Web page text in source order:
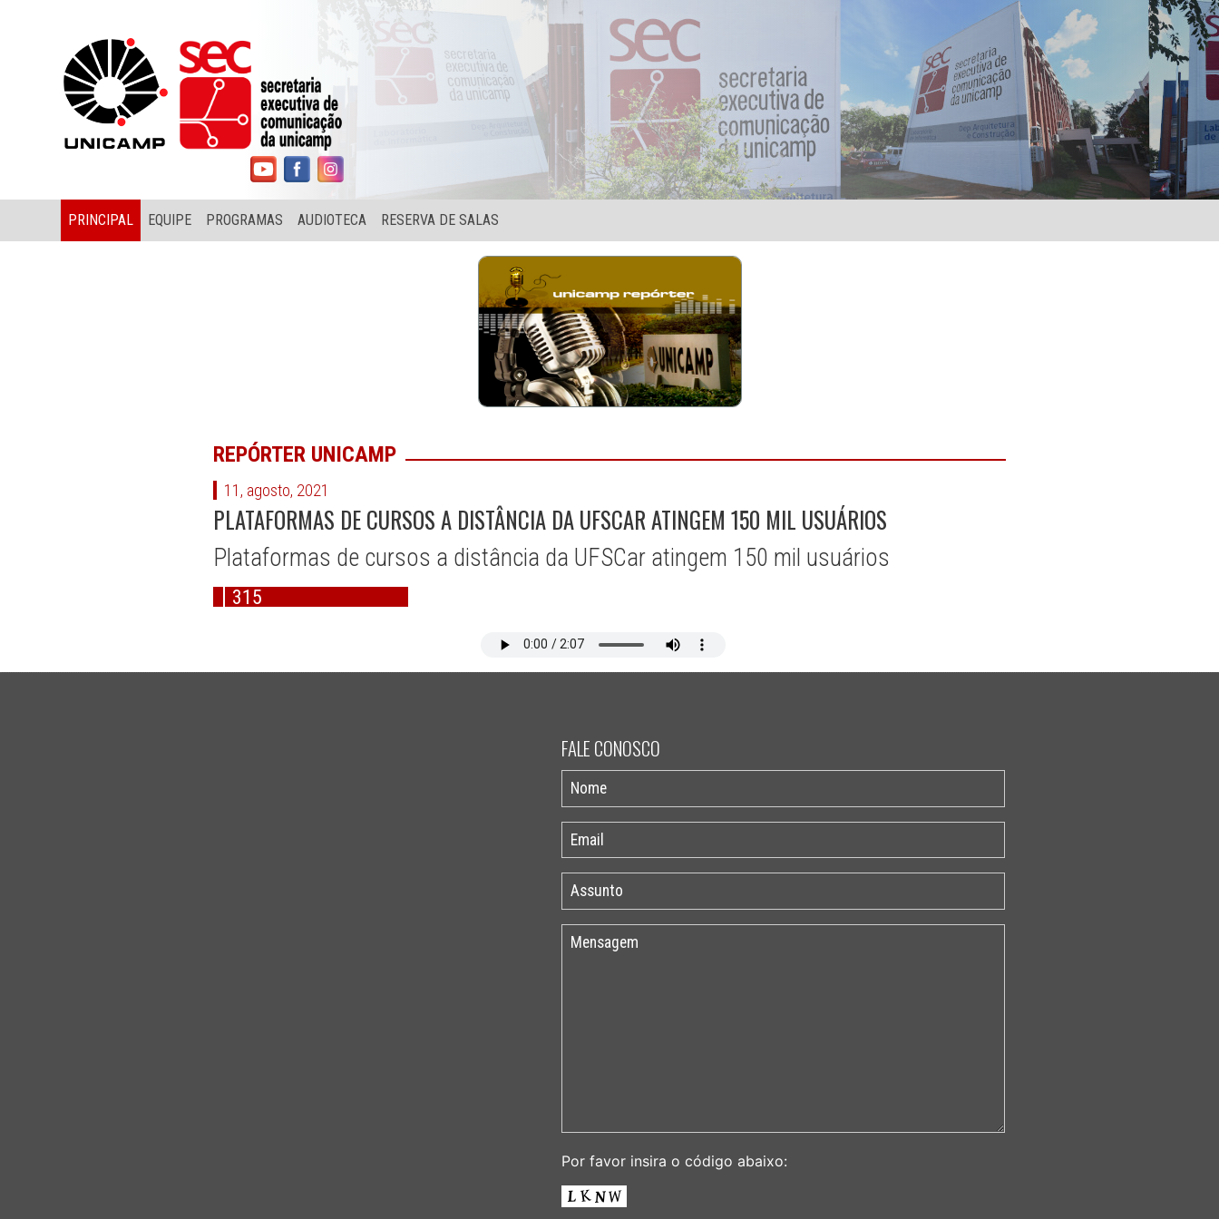
PRINCIPAL EQUIPE PROGRAMAS AUDIOTECA RESERVA DE SALAS
REPÓRTER UNICAMP
11, agosto, 2021
PLATAFORMAS DE CURSOS A DISTÂNCIA DA UFSCAR ATINGEM 150 MIL USUÁRIOS
Plataformas de cursos a distância da UFSCar atingem 150 mil usuários
315
FALE CONOSCO
Por favor insira o código abaixo: